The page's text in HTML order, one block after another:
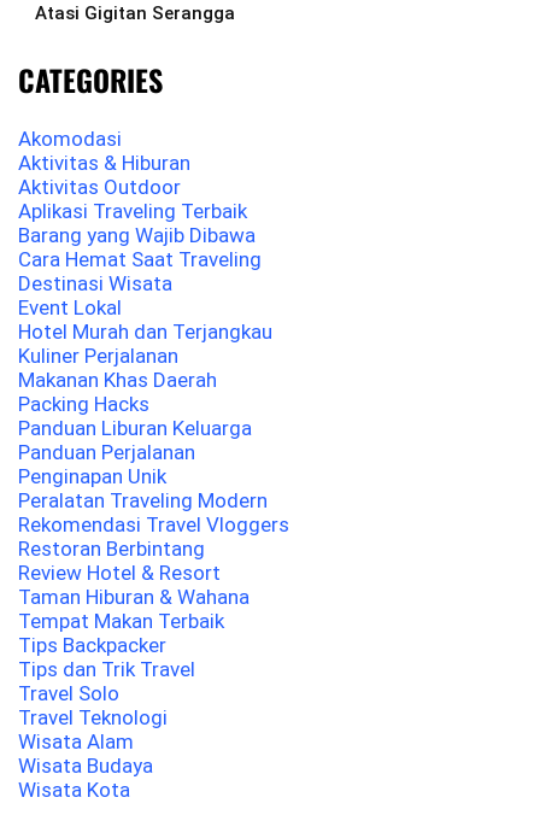
Atasi Gigitan Serangga
CATEGORIES
Akomodasi
Aktivitas & Hiburan
Aktivitas Outdoor
Aplikasi Traveling Terbaik
Barang yang Wajib Dibawa
Cara Hemat Saat Traveling
Destinasi Wisata
Event Lokal
Hotel Murah dan Terjangkau
Kuliner Perjalanan
Makanan Khas Daerah
Packing Hacks
Panduan Liburan Keluarga
Panduan Perjalanan
Penginapan Unik
Peralatan Traveling Modern
Rekomendasi Travel Vloggers
Restoran Berbintang
Review Hotel & Resort
Taman Hiburan & Wahana
Tempat Makan Terbaik
Tips Backpacker
Tips dan Trik Travel
Travel Solo
Travel Teknologi
Wisata Alam
Wisata Budaya
Wisata Kota